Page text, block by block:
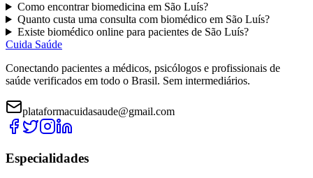
Como encontrarbiomedicina em São Luís?
Quanto custa uma consulta com biomédicoem São Luís?
Existe biomédicoonline para pacientes de São Luís?
Cuida Saúde
Conectando pacientes a médicos, psicólogos e profissionais de
saúde verificados em todo o Brasil. Sem intermediários.
plataformacuidasaude@gmail.com
Especialidades